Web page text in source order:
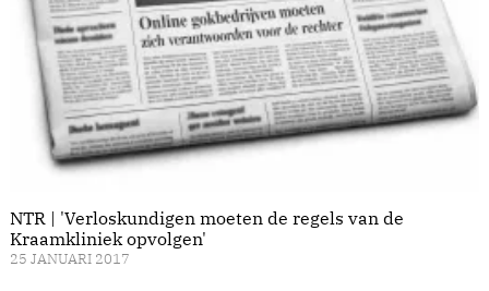
NTR | 'Verloskundigen moeten de regels van de
Kraamkliniek opvolgen'
25 JANUARI 2017